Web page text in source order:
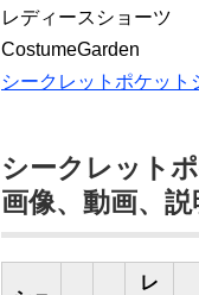
レディースショーツ
CostumeGarden
シークレットポケット
シークレット
画像、動画、
レ